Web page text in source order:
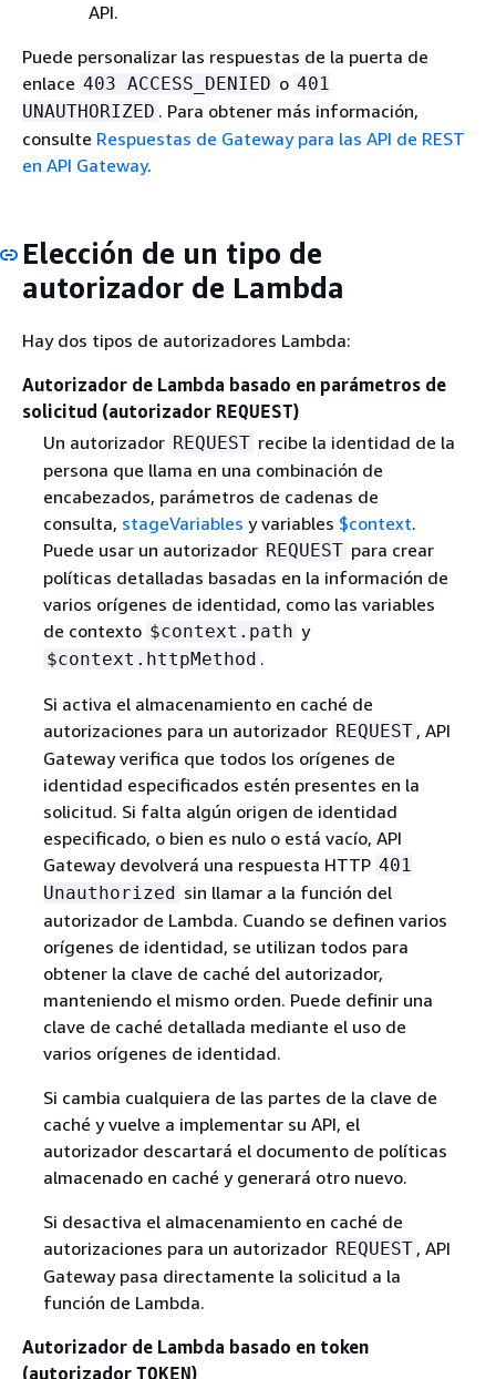
API.
Puede personalizar las respuestas de la puerta de
enlace 403 ACCESS_DENIED o 401
UNAUTHORIZED . Para obtener más información,
consulte Respuestas de Gateway para las API de REST
en API Gateway.
Elección de un tipo de
autorizador de Lambda
Hay dos tipos de autorizadores Lambda:
Autorizador de Lambda basado en parámetros de
solicitud (autorizador REQUEST)
Un autorizador REQUEST recibe la identidad de la
persona que llama en una combinación de
encabezados, parámetros de cadenas de
consulta, stageVariables y variables $context.
Puede usar un autorizador REQUEST para crear
políticas detalladas basadas en la información de
varios orígenes de identidad, como las variables
de contexto $context.path y
$context.httpMethod .
Si activa el almacenamiento en caché de
autorizaciones para un autorizador REQUEST , API
Gateway verifica que todos los orígenes de
identidad especificados estén presentes en la
solicitud. Si falta algún origen de identidad
especificado, o bien es nulo o está vacío, API
Gateway devolverá una respuesta HTTP 401
Unauthorized sin llamar a la función del
autorizador de Lambda. Cuando se definen varios
orígenes de identidad, se utilizan todos para
obtener la clave de caché del autorizador,
manteniendo el mismo orden. Puede definir una
clave de caché detallada mediante el uso de
varios orígenes de identidad.
Si cambia cualquiera de las partes de la clave de
caché y vuelve a implementar su API, el
autorizador descartará el documento de políticas
almacenado en caché y generará otro nuevo.
Si desactiva el almacenamiento en caché de
autorizaciones para un autorizador REQUEST , API
Gateway pasa directamente la solicitud a la
función de Lambda.
Autorizador de Lambda basado en token
(autorizador TOKEN)